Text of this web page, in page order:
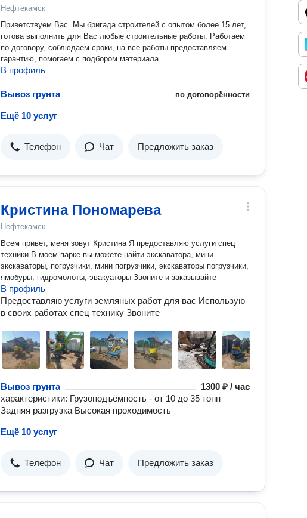
Нефтекамск
Приветствуем Вас. Мы бригада строителей с опытом более 15 лет,
готова выполнить для Вас любые строительные работы. Работаем
по договору, соблюдаем сроки, на все работы предоставляем
гарантию, помогаем с подбором материала.
В профиль
Вывоз грунта по договорённости
Ещё 10 услуг
Телефон Чат Предложить заказ
Кристина Пономарева
Нефтекамск
Всем привет, меня зовут Кристина Я предоставляю услуги спец
техники В моем парке вы можете найти экскаватора, мини
экскаваторы, погрузчики, мини погрузчики, экскаваторы погрузчики,
ямобуры, гидромолоты, эвакуаторы Звоните и заказывайте
В профиль
Предоставляю услуги земляных работ для вас Использую
в своих работах спец технику Звоните
Вывоз грунта
1300 ₽ / час
характеристики: Грузоподъёмность - от 10 до 35 тонн
Задняя разгрузка Высокая проходимость
Ещё 10 услуг
Телефон Чат Предложить заказ